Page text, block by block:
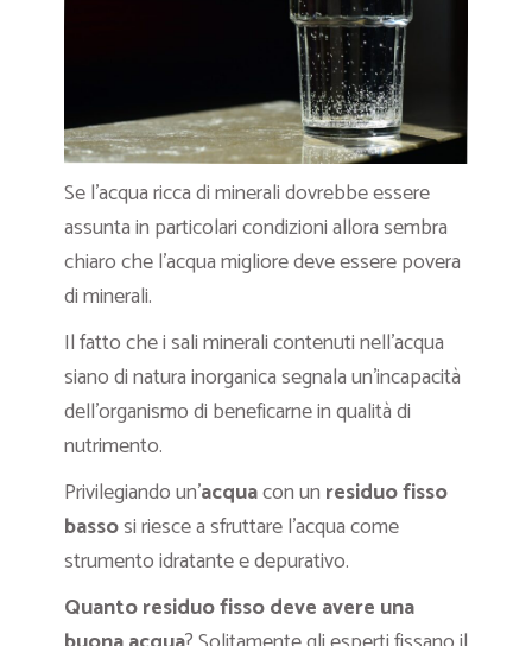
Se l’acqua ricca di minerali dovrebbe essere
assunta in particolari condizioni allora sembra
chiaro che l’acqua migliore deve essere povera
di minerali.
Il fatto che i sali minerali contenuti nell’acqua
siano di natura inorganica segnala un’incapacità
dell’organismo di beneficarne in qualità di
nutrimento.
Privilegiando un’acquacon un residuo fisso
bassosi riesce a sfruttare l’acqua come
strumento idratante e depurativo.
Quanto residuo fisso deve avere una